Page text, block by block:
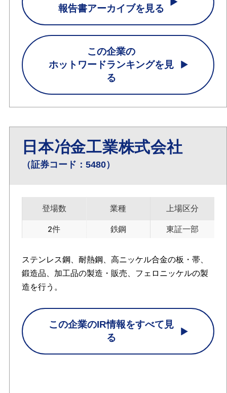
報告書アーカイブを見る
この企業の
ホットワードランキングを見
る
日本冶金工業株式会社
（証券コード：5480）
登場数
2件
業種
鉄鋼
上場区分
東証一部
ステンレス鋼、耐熱鋼、高ニッケル合金の板・帯、
鍛造品、加工品の製造・販売、フェロニッケルの製
造を行う。
この企業のIR情報をすべて見
る